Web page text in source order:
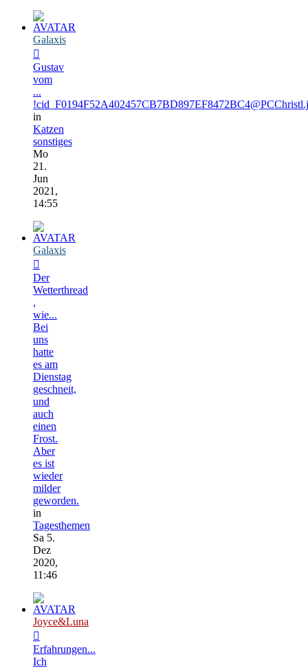
Galaxis
Gustav
vom
...
in
Katzen
sonstiges
Mo
21.
Jun
2021,
14:55
Galaxis
Der
Wetterthread
,
wie...
Bei
uns
hatte
es am
Dienstag
geschneit,
und
auch
einen
Frost.
Aber
es ist
wieder
milder
geworden.
in
Tagesthemen
Sa 5.
Dez
2020,
11:46
Joyce&Luna
Erfahrungen...
Ich